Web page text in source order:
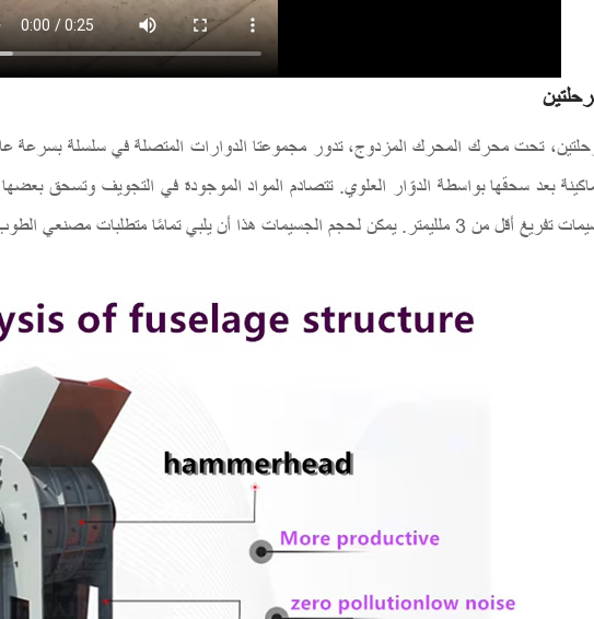
تحت محرك المحرك المزدوج، تدور مجموعتا الدوارات المتصلة في سلسلة بسرعة
بعد سحقها بواسطة الدوّار العلوي. تتصادم المواد الموجودة في التجويف وتسحق
متطلبات مصنعي الطوب والبلاط كطوب الاحتراق الداخلي.